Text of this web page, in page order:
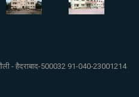
- हैदराबाद-500032 91-040-23001214